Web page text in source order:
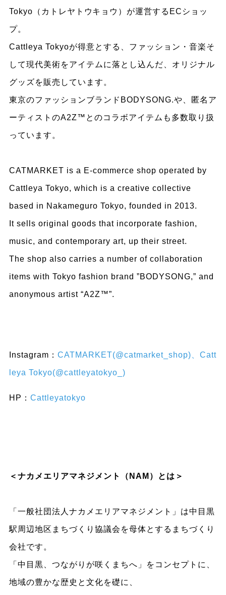
Tokyo （カトレヤトウキョウ）が運営するECショッ
プ。
Cattleya Tokyoが得意とする、ファッション・音楽そ
して現代美術をアイテムに落とし込んだ、オリジナル
グッズを販売しています。
東京のファッションブランドBODYSONG.や、匿名ア
ーティストのA2Z™とのコラボアイテムも多数取り扱
っています。
CATMARKET is a E-commerce shop operated by
Cattleya Tokyo, which is a creative collective
based in Nakameguro Tokyo, founded in 2013.
It sells original goods that incorporate fashion,
music, and contemporary art, up their street.
The shop also carries a number of collaboration
items with Tokyo fashion brand ”BODYSONG,” and
anonymous artist “A2Z™”.
Instagram： CATMARKET(@catmarket_shop) Catt
leya Tokyo(@cattleyatokyo_)
HP： Cattleyatokyo
＜ナカメエリアマネジメント （NAM） とは＞
「一般社団法人ナカメエリアマネジメント」は中目黒
駅周辺地区まちづくり協議会を母体とするまちづくり
会社です。
「中目黒、つながりが咲くまちへ」をコンセプトに、
地域の豊かな歴史と文化を礎に、